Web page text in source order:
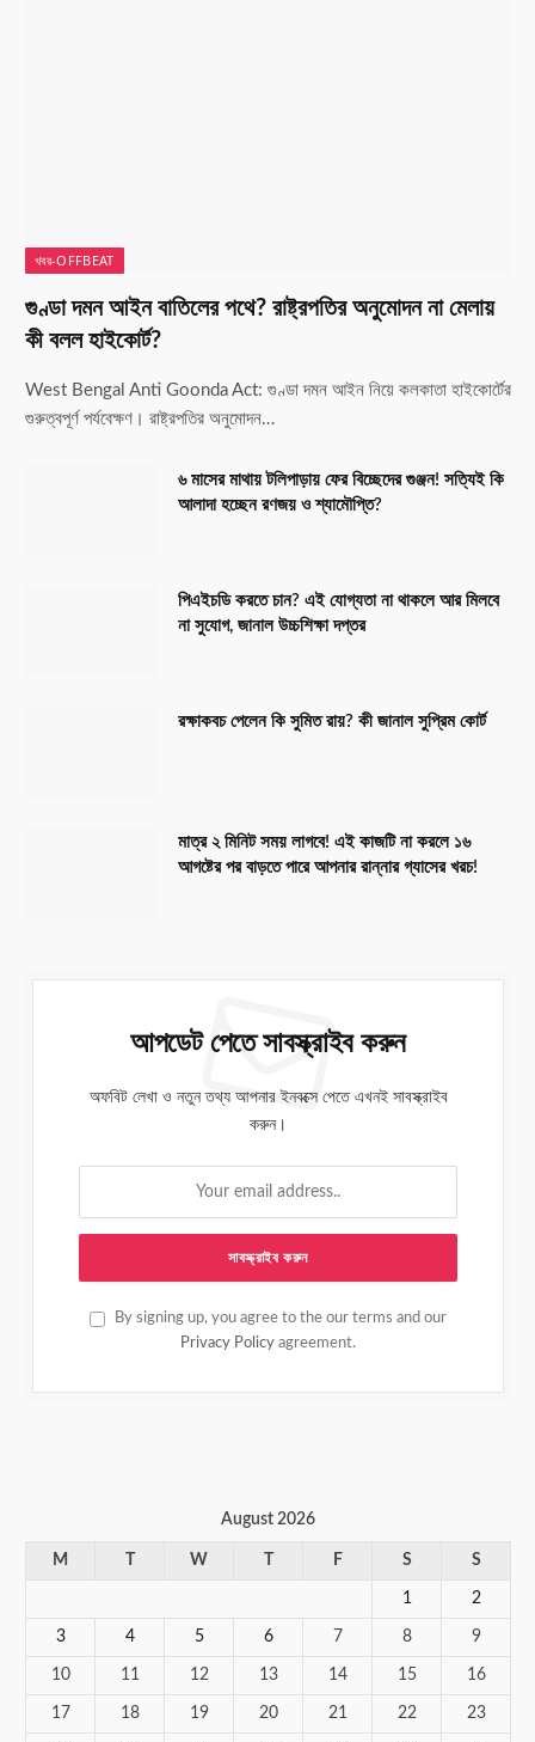
খবর-OFFBEAT
গুণ্ডা দমন আইন বাতিলের পথে? রাষ্ট্রপতির অনুমোদন না মেলায়
কী বলল হাইকোর্ট?
West Bengal Anti Goonda Act: গুণ্ডা দমন আইন নিয়ে কলকাতা হাইকোর্টের
গুরুত্বপূর্ণ পর্যবেক্ষণ। রাষ্ট্রপতির অনুমোদন…
৬ মাসের মাথায় টলিপাড়ায় ফের বিচ্ছেদের গুঞ্জন! সত্যিই কি
আলাদা হচ্ছেন রণজয় ও শ্যামৌপ্তি?
পিএইচডি করতে চান? এই যোগ্যতা না থাকলে আর মিলবে
না সুযোগ, জানাল উচ্চশিক্ষা দপ্তর
রক্ষাকবচ পেলেন কি সুমিত রায়? কী জানাল সুপ্রিম কোর্ট
মাত্র ২ মিনিট সময় লাগবে! এই কাজটি না করলে ১৬
আগষ্টের পর বাড়তে পারে আপনার রান্নার গ্যাসের খরচ!
আপডেট পেতে সাবস্ক্রাইব করুন
অফবিট লেখা ও নতুন তথ্য আপনার ইনবক্সে পেতে এখনই সাবস্ক্রাইব
করুন।
By signing up, you agree to the our terms and our
Privacy Policy agreement.
August 2026
M W F S S
1 2
3 4 5 6 7 8 9
10 11 12 13 14 15 16
17 18 19 20 21 22 23